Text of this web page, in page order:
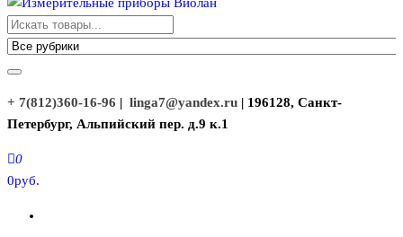
Измерительные приборы Виолан
+ 7(812)360-16-96 | linga7@yandex.ru | 196128, Санкт-
Петербург, Альпийский пер. д.9 к.1
0
0руб.